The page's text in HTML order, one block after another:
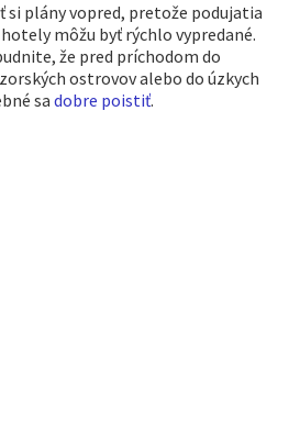
si plány vopred, pretože podujatia
môžu byť rýchlo vypredané.
že pred príchodom do
ostrovov alebo do úzkych
sa dobre poistiť.